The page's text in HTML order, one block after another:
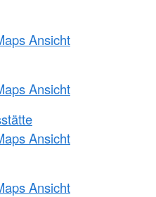
Ansicht
Ansicht
Ansicht
Ansicht